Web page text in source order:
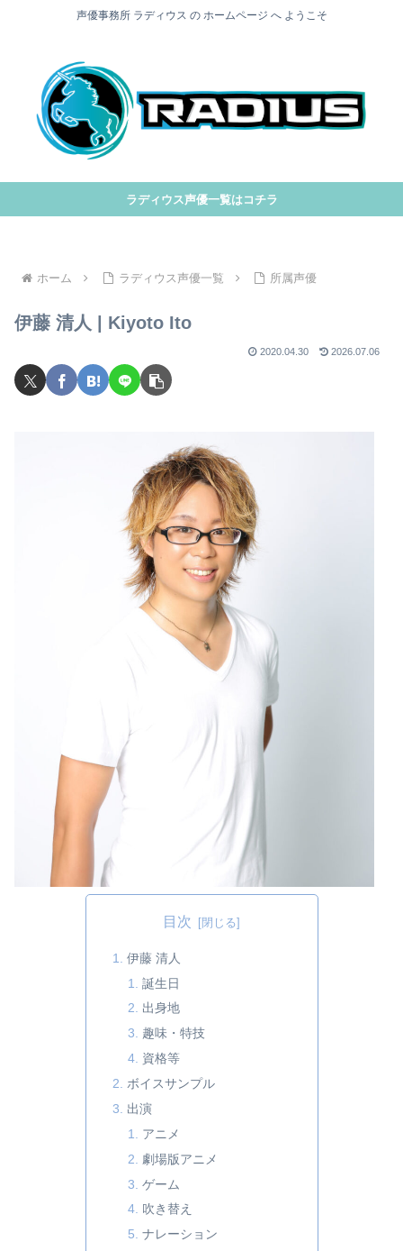
声優事務所 ラディウス の ホームページ へ ようこそ
ラディウス声優一覧はコチラ
ホーム ラディウス声優一覧 所属声優
伊藤 清人 | Kiyoto Ito
2020.04.30 2026.07.06
目次
伊藤 清人
誕生日
出身地
趣味・特技
資格等
ボイスサンプル
出演
アニメ
劇場版アニメ
ゲーム
吹き替え
ナレーション